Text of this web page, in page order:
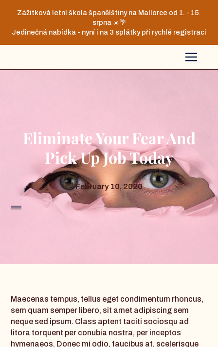
Zážitková letní škola španělštiny na Mallorce od 1. - 15.
srpna ☀️🌴
Jedinečná nabídka - nyní i na 3 splátky při rychlé registraci
Eliminate Your Fear And
Pick Up Job Today
February 10, 2020
Maecenas tempus, tellus eget condimentum rhoncus,
sem quam semper libero, sit amet adipiscing sem
neque sed ipsum. Class aptent taciti sociosqu ad
litora torquent per conubia nostra, per inceptos
hymenaeos. Donec mi odio, faucibus at, scelerisque